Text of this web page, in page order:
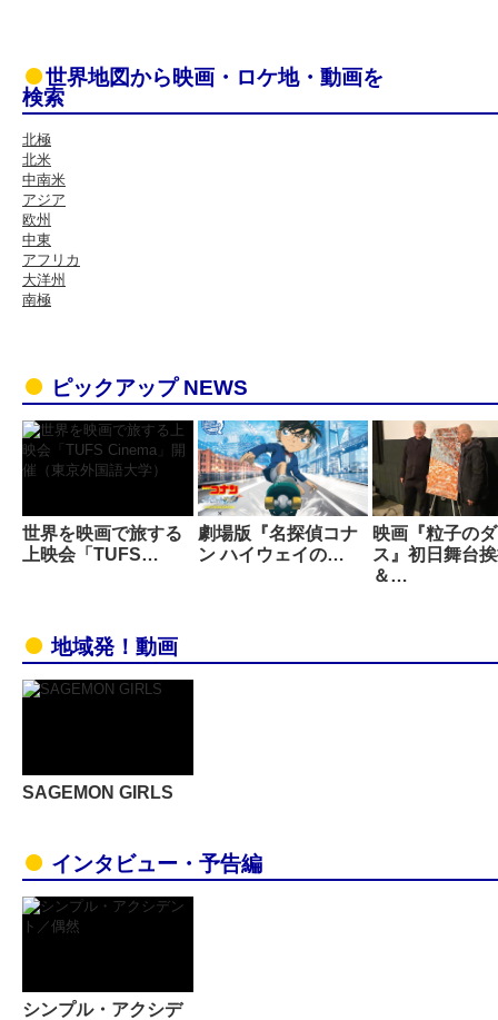
世界地図から映画・ロケ地・動画を
検索
北極
北米
中南米
アジア
欧州
中東
アフリカ
大洋州
南極
ピックアップ NEWS
世界を映画で旅する
上映会「TUFS…
劇場版『名探偵コナ
ン ハイウェイの…
映画『粒子の
ス』初日舞台
＆…
地域発！動画
SAGEMON GIRLS
インタビュー・予告編
シンプル・アクシデ